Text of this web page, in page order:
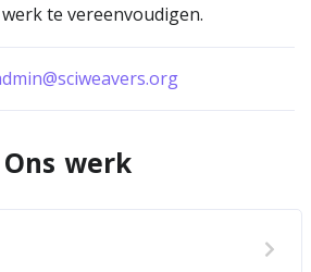
te vereenvoudigen.
Ons werk